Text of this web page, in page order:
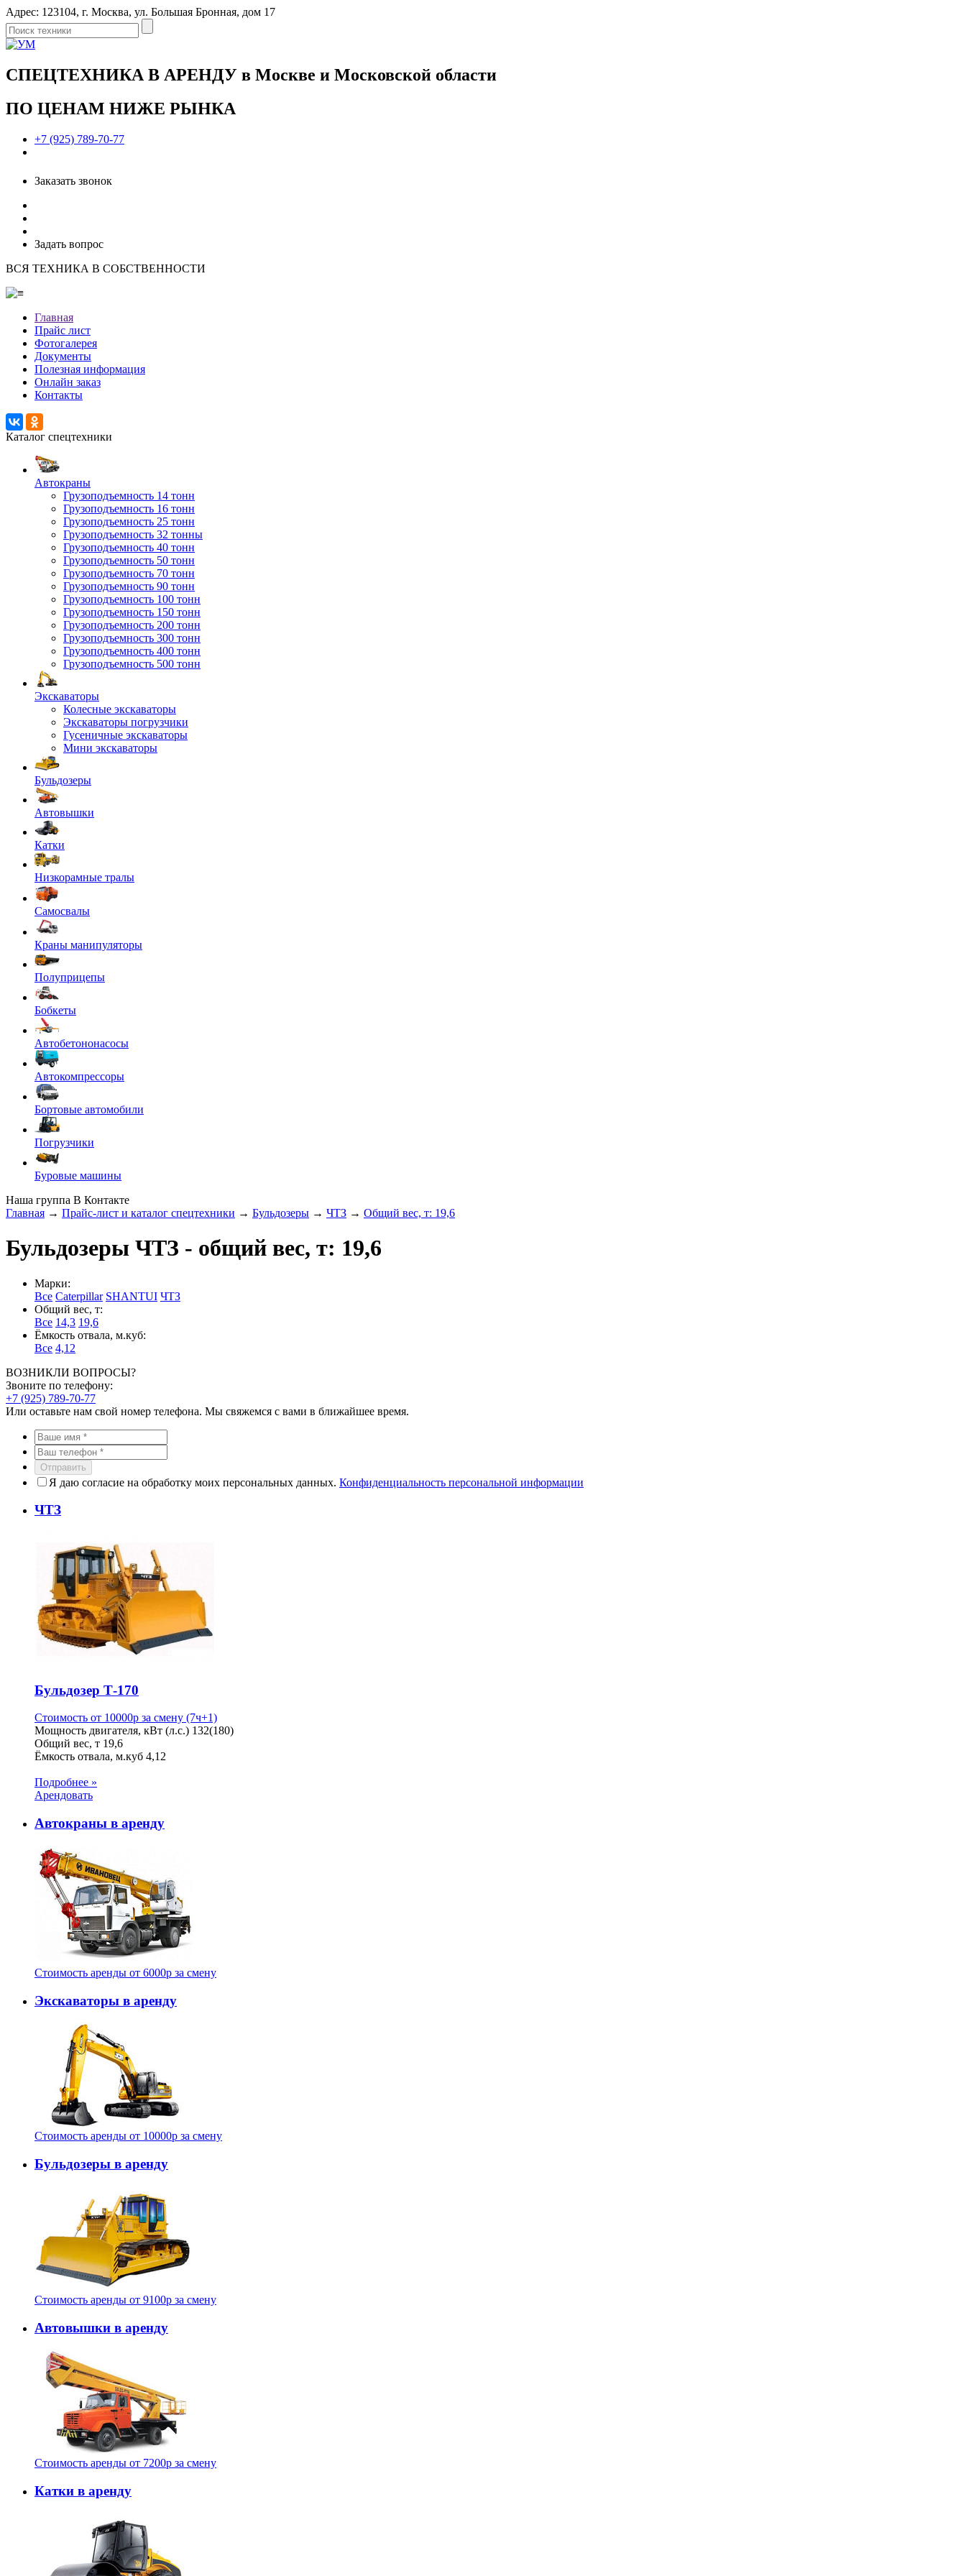
Адрес: 123104, г. Москва, ул. Большая Бронная, дом 17
СПЕЦТЕХНИКА В АРЕНДУ в Москве и Московской области
ПО ЦЕНАМ НИЖЕ РЫНКА
+7 (925) 789-70-77
Заказать звонок
Задать вопрос
ВСЯ ТЕХНИКА В СОБСТВЕННОСТИ
Главная
Прайс лист
Фотогалерея
Документы
Полезная информация
Онлайн заказ
Контакты
Каталог спецтехники
Автокраны
Грузоподъемность 14 тонн
Грузоподъемность 16 тонн
Грузоподъемность 25 тонн
Грузоподъемность 32 тонны
Грузоподъемность 40 тонн
Грузоподъемность 50 тонн
Грузоподъемность 70 тонн
Грузоподъемность 90 тонн
Грузоподъемность 100 тонн
Грузоподъемность 150 тонн
Грузоподъемность 200 тонн
Грузоподъемность 300 тонн
Грузоподъемность 400 тонн
Грузоподъемность 500 тонн
Экскаваторы
Колесные экскаваторы
Экскаваторы погрузчики
Гусеничные экскаваторы
Мини экскаваторы
Бульдозеры
Автовышки
Катки
Низкорамные тралы
Самосвалы
Краны манипуляторы
Полуприцепы
Бобкеты
Автобетононасосы
Автокомпрессоры
Бортовые автомобили
Погрузчики
Буровые машины
Наша группа В Контакте
Главная → Прайс-лист и каталог спецтехники → Бульдозеры → ЧТЗ → Общий вес, т: 19,6
Бульдозеры ЧТЗ - общий вес, т: 19,6
Марки:
Все Caterpillar SHANTUI ЧТЗ
Общий вес, т:
Все 14,3 19,6
Ёмкость отвала, м.куб:
Все 4,12
ВОЗНИКЛИ ВОПРОСЫ?
Звоните по телефону:
+7 (925) 789-70-77
Или оставьте нам свой номер телефона. Мы свяжемся с вами в ближайшее время.
Отправить
Я даю согласие на обработку моих персональных данных. Конфиденциальность персональной информации
ЧТЗ
Бульдозер Т-170
Стоимость от 10000p за смену (7ч+1)
Мощность двигателя, кВт (л.с.) 132(180)
Общий вес, т 19,6
Ёмкость отвала, м.куб 4,12
Подробнее »
Арендовать
Автокраны в аренду
Стоимость аренды от 6000p за смену
Экскаваторы в аренду
Стоимость аренды от 10000p за смену
Бульдозеры в аренду
Стоимость аренды от 9100p за смену
Автовышки в аренду
Стоимость аренды от 7200p за смену
Катки в аренду